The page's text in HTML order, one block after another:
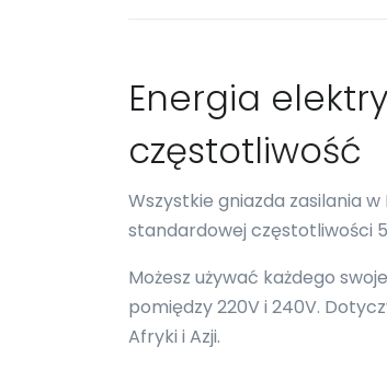
Energia
częstotliwość
Wszystkie gniazda zasilania
standardowej częstotliwości
Możesz używać każdego
pomiędzy 220V i 240V.
Afryki i Azji.